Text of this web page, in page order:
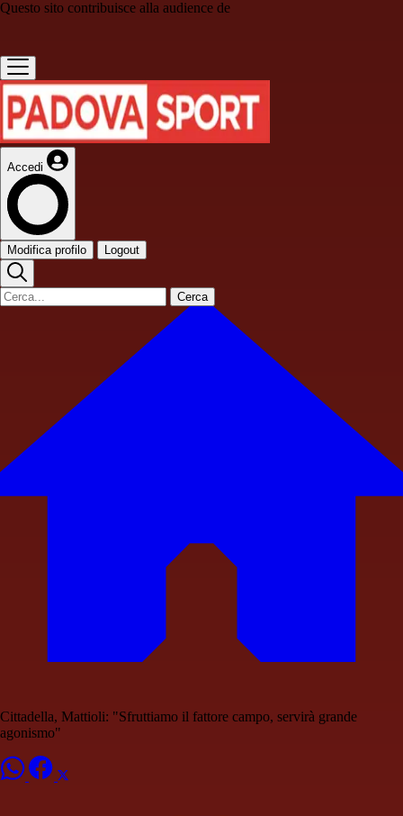
Questo sito contribuisce alla audience de
Accedi
Modifica profilo Logout
Cerca
Cittadella, Mattioli: "Sfruttiamo il fattore campo, servirà grande
agonismo"